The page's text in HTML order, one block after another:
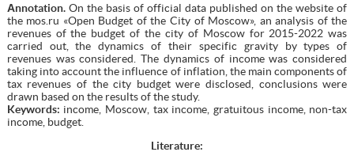
Аnnotation. On the basis of official data published on the website of
the mos.ru «Open Budget of the City of Moscow», an analysis of the
revenues of the budget of the city of Moscow for 2015-2022 was
carried out, the dynamics of their specific gravity by types of
revenues was considered. The dynamics of income was considered
taking into account the influence of inflation, the main components of
tax revenues of the city budget were disclosed, conclusions were
drawn based on the results of the study.
Keywords: income, Moscow, tax income, gratuitous income, non-tax
income, budget.
Literature: